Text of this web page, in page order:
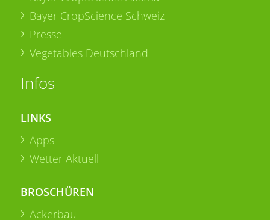
Bayer CropScience Schweiz
Presse
Vegetables Deutschland
Infos
LINKS
Apps
Wetter Aktuell
BROSCHÜREN
Ackerbau